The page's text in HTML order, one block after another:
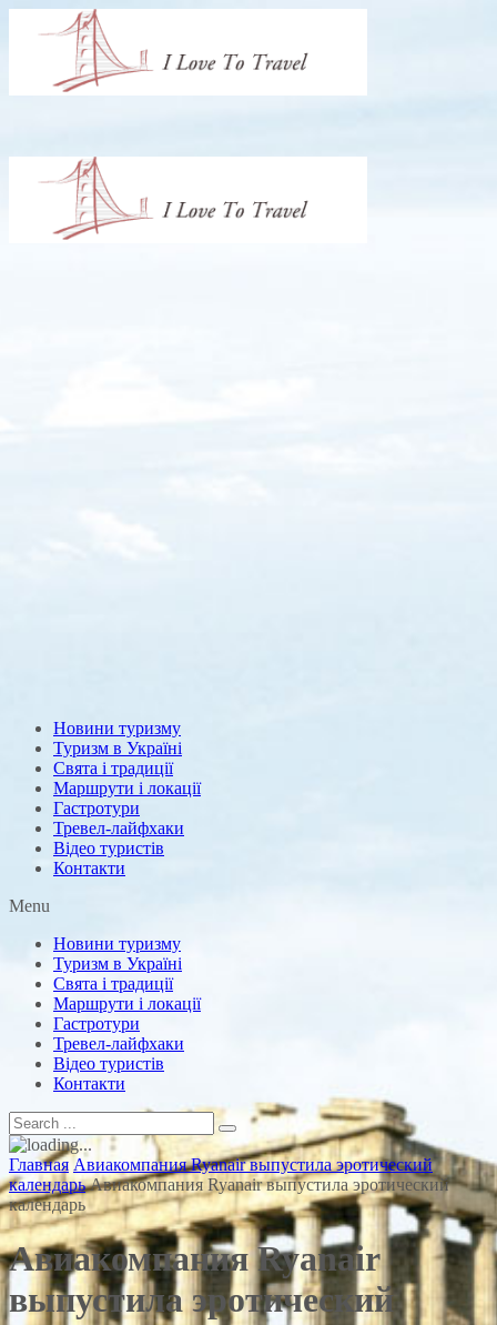
Новини туризму
Туризм в Україні
Свята і традиції
Маршрути і локації
Гастротури
Тревел-лайфхаки
Відео туристів
Контакти
Menu
Новини туризму
Туризм в Україні
Свята і традиції
Маршрути і локації
Гастротури
Тревел-лайфхаки
Відео туристів
Контакти
Главная Авиакомпания Ryanair выпустила эротический
календарь Авиакомпания Ryanair выпустила эротический
календарь
Авиакомпания Ryanair
выпустила эротический